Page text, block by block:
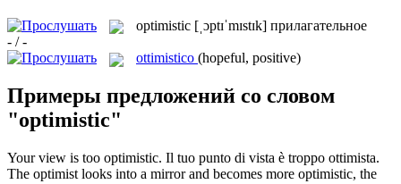
optimistic [ˌɔptɪˈmɪstɪk] прилагательное
- / -
ottimistico (hopeful, positive)
Примеры предложений со словом
"optimistic"
Your view is too optimistic. Il tuo punto di vista è troppo ottimista.
The optimist looks into a mirror and becomes more optimistic, the